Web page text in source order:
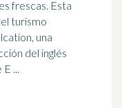
frescas. Esta
turismo
una
del inglés
E ...